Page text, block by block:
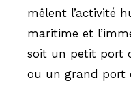
mêlent l’activité
maritime et
soit un petit port
ou un grand port